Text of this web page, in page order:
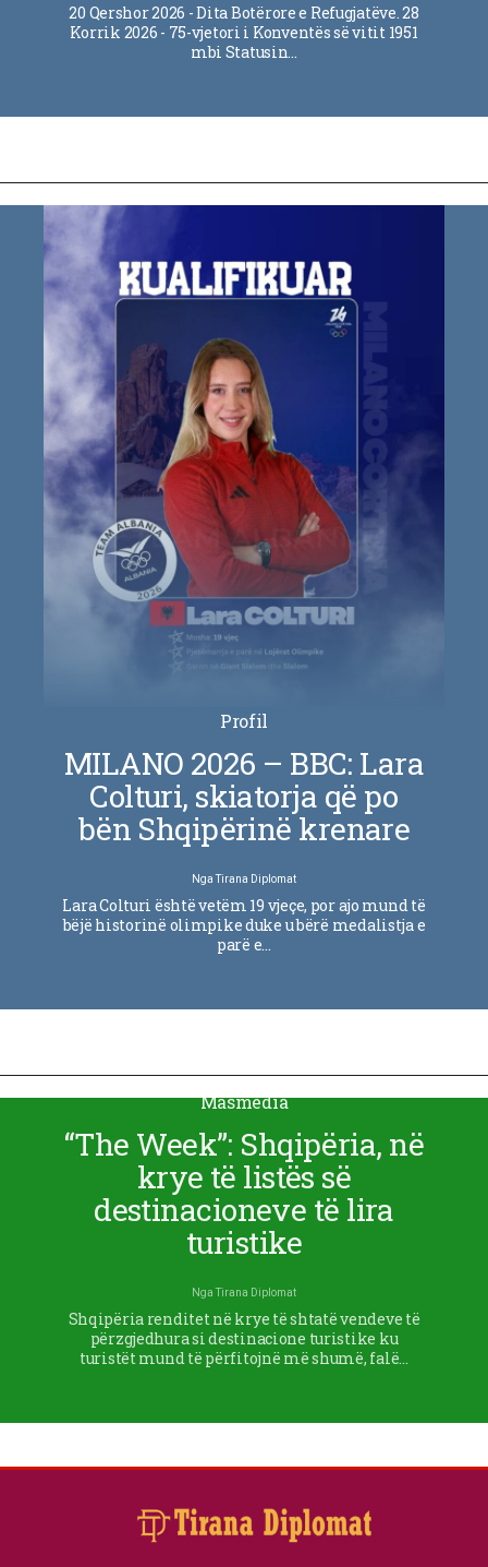
20 Qershor 2026 - Dita Botërore e Refugjatëve. 28
Korrik 2026 - 75-vjetori i Konventës së vitit 1951
mbi Statusin…
Profil
MILANO 2026 – BBC: Lara
Colturi, skiatorja që po
bën Shqipërinë krenare
NgaTirana Diplomat
Lara Colturi është vetëm 19 vjeçe, por ajo mund të
bëjë historinë olimpike duke u bërë medalistja e
parë e…
Masmedia
“The Week”: Shqipëria, në
krye të listës së
destinacioneve të lira
turistike
NgaTirana Diplomat
Shqipëria renditet në krye të shtatë vendeve të
përzgjedhura si destinacione turistike ku
turistët mund të përfitojnë më shumë, falë…